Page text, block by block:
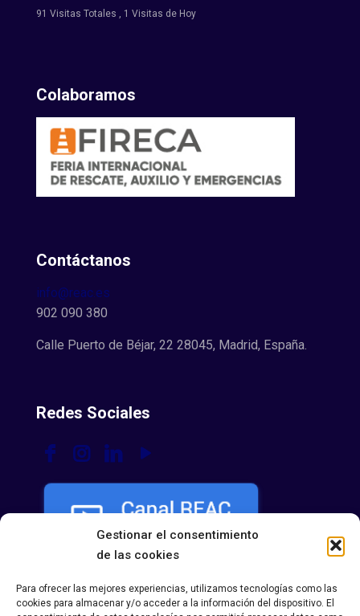
Gestionar el consentimiento
de las cookies
Para ofrecer las mejores experiencias, utilizamos tecnologías como las
cookies para almacenar y/o acceder a la información del dispositivo. El
91 Visitas Totales , 1 Visitas de Hoy
Colaboramos
Contáctanos
info@reac.es
902 090 380
Calle Puerto de Béjar, 22 28045, Madrid, España.
Redes Sociales